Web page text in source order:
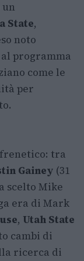
State,
noto
programma
come le
per
tra
Gainey (31
scelto Mike
era di Mark
, Utah State
cambi di
ricerca di